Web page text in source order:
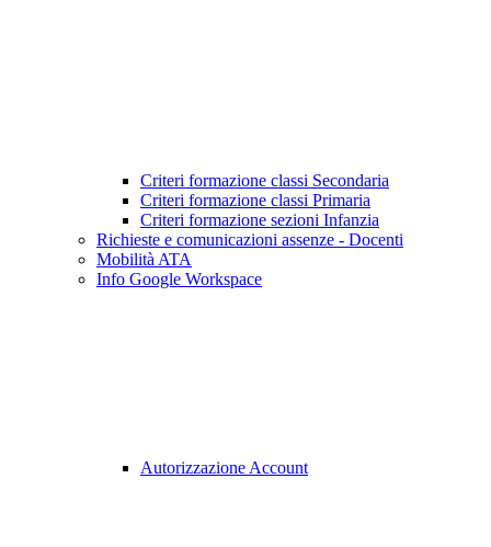
Criteri formazione classi Secondaria
Criteri formazione classi Primaria
Criteri formazione sezioni Infanzia
Richieste e comunicazioni assenze - Docenti
Mobilità ATA
Info Google Workspace
Autorizzazione Account